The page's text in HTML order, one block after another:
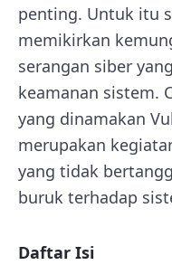
penting. Untuk itu
memikirkan
serangan siber
keamanan sistem.
yang dinamakan
merupakan
yang tidak
buruk terhadap
Daftar Isi